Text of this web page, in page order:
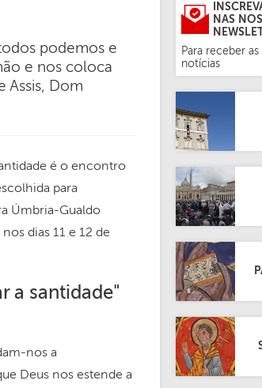
podemos e
e nos coloca
Assis, Dom
é o encontro
para
Úmbria-Gualdo
dias 11 e 12 de
a santidade"
nos a
Deus nos estende a
NAS
Para receber
notícias